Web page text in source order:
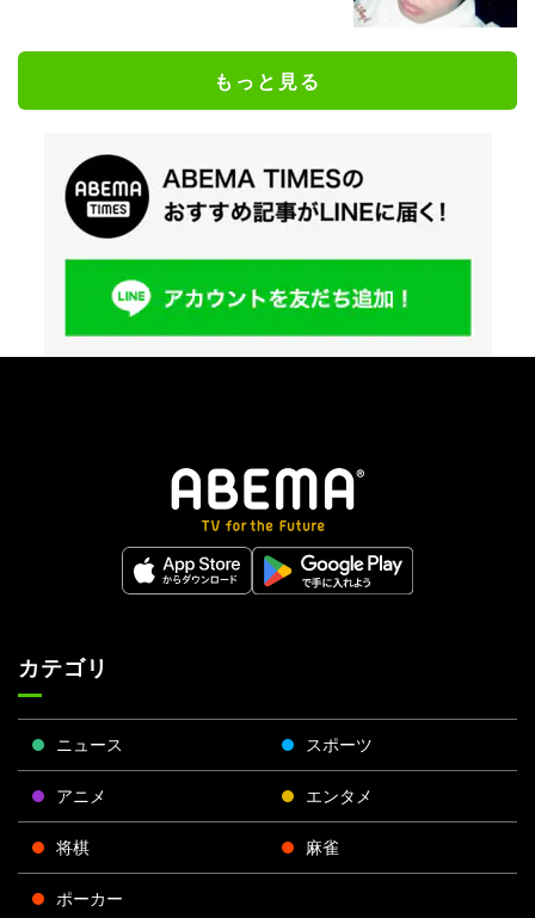
もっと見る
カテゴリ
ニュース スポーツ
アニメ エンタメ
将棋 麻雀
ポーカー